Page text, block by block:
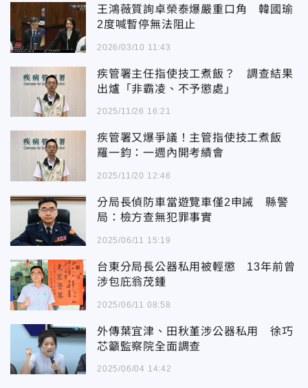
王鴻薇質詢卓榮泰爆嚴重口角 韓國瑜
2度喊暫停無法阻止
2026/03/10 11:43
疾管署主任指使技工煮飯？ 調查結果
出爐「非霸凌、不予懲處」
2025/11/26 16:21
疾管署又爆爭議！主管指使技工煮飯
羅一鈞：一週內開考績會
2025/11/20 12:46
分局長偵防車當遊覽車僅2申誡 縣警
局：檢方查無犯罪事實
2025/06/11 15:19
台東分局長公器私用被輕懲 13年前曾
涉包庇翁茂鍾
2025/06/11 08:58
外傳葉宜津、田秋堇涉公器私用 徐巧
芯籲監察院全面調查
2025/06/04 14:42